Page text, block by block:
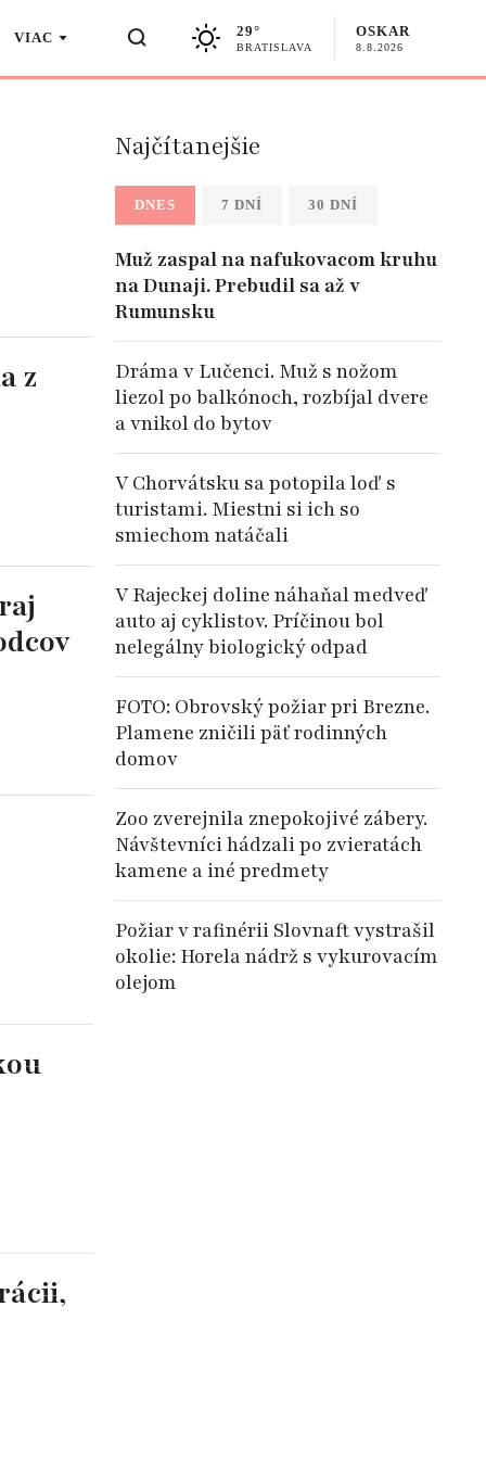
VIAC 29°
BRATISLAVA
OSKAR
8.8.2026
z
Najčítanejšie
DNES 7 DNÍ 30 DNÍ
Muž zaspal na nafukovacom kruhu
na Dunaji. Prebudil sa až v
Rumunsku
Dráma v Lučenci. Muž s nožom
liezol po balkónoch, rozbíjal dvere
a vnikol do bytov
V Chorvátsku sa potopila loď s
turistami. Miestni si ich so
smiechom natáčali
V Rajeckej doline náhaňal medveď
auto aj cyklistov. Príčinou bol
nelegálny biologický odpad
FOTO: Obrovský požiar pri Brezne.
Plamene zničili päť rodinných
domov
Zoo zverejnila znepokojivé zábery.
Návštevníci hádzali po zvieratách
kamene a iné predmety
Požiar v rafinérii Slovnaft vystrašil
okolie: Horela nádrž s vykurovacím
olejom